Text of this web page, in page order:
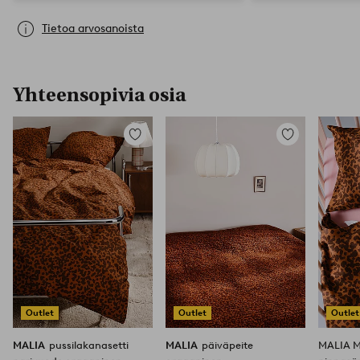
Tietoa arvosanoista
Yhteensopivia osia
Outlet
Lisää
suosikkeihin
MALIA pussilakanasetti
Outlet
Lisää
suosikkeihin
MALIA päiväpeite
Outlet
MALIA